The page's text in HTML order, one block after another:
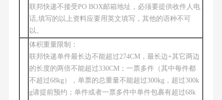
联邦快递不接受PO BOX邮箱地址，必须要提供收件人电
话,填写的以上资料应要用英文填写，其他的语种不可
以。
体积重量限制：
联邦快递单件最长边不能超过274CM，最长边+其它两边
的长度的两倍不能超过330CM；一票多件（其中每件都
不超过68kg），单票的总重量不能超过300kg，超过300k
g请提前预约；单件或者一票多件中单件包裹有超过68k